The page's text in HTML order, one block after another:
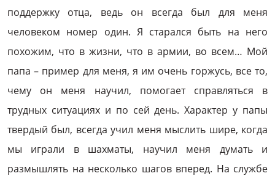
поддержку отца, ведь он всегда был для меня
человеком номер один. Я старался быть на него
похожим, что в жизни, что в армии, во всем… Мой
папа – пример для меня, я им очень горжусь, все то,
чему он меня научил, помогает справляться в
трудных ситуациях и по сей день. Характер у папы
твердый был, всегда учил меня мыслить шире, когда
мы играли в шахматы, научил меня думать и
размышлять на несколько шагов вперед. На службе